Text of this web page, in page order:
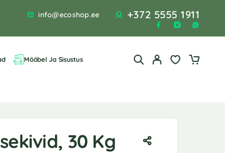
info@ecoshop.ee +372 5555 1911
Mööbel Ja Sisustus
30 Kg